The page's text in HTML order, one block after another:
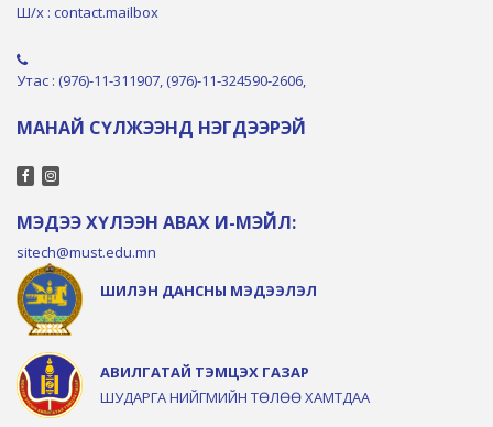
Ш/х : contact.mailbox
Утас : (976)-11-311907, (976)-11-324590-2606,
МАНАЙ СҮЛЖЭЭНД НЭГДЭЭРЭЙ
МЭДЭЭ ХҮЛЭЭН АВАХ И-МЭЙЛ:
sitech@must.edu.mn
ШИЛЭН ДАНСНЫ МЭДЭЭЛЭЛ
АВИЛГАТАЙ ТЭМЦЭХ ГАЗАР
ШУДАРГА НИЙГМИЙН ТӨЛӨӨ ХАМТДАА